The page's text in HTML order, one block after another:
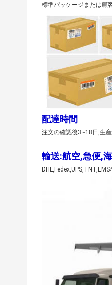
標準パッケージまたは顧
配達時間
注文の確認後3~18日,生
輸送:航空,急便,